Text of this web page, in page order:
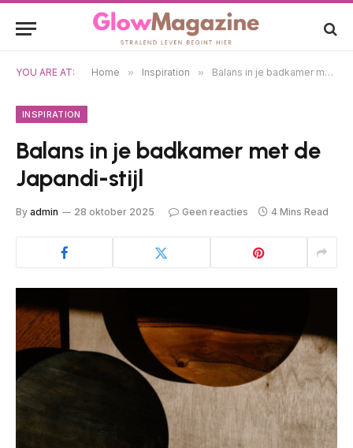
YOU ARE AT: Home » Inspiration » Balans in je badkamer met de Japandi-stijl
INSPIRATION
Balans in je badkamer met de
Japandi-stijl
By admin 28 oktober 2025 Geen reacties 4 Mins Read